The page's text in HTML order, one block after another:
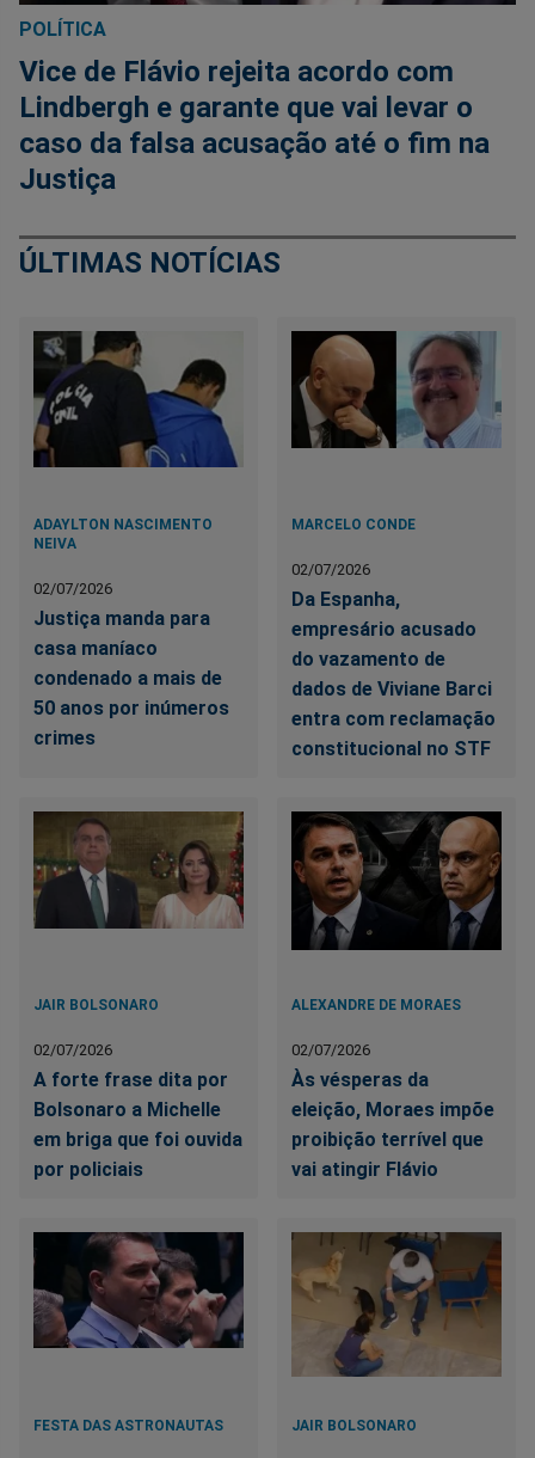
POLÍTICA
Vice de Flávio rejeita acordo com
Lindbergh e garante que vai levar o
caso da falsa acusação até o fim na
Justiça
ÚLTIMAS NOTÍCIAS
ADAYLTON NASCIMENTO
NEIVA
02/07/2026
Justiça manda para
casa maníaco
condenado a mais de
50 anos por inúmeros
crimes
MARCELO CONDE
02/07/2026
Da Espanha,
empresário acusado
do vazamento de
dados de Viviane Barci
entra com reclamação
constitucional no STF
JAIR BOLSONARO
02/07/2026
A forte frase dita por
Bolsonaro a Michelle
em briga que foi ouvida
por policiais
ALEXANDRE DE MORAES
02/07/2026
Às vésperas da
eleição, Moraes impõe
proibição terrível que
vai atingir Flávio
FESTA DAS ASTRONAUTAS JAIR BOLSONARO